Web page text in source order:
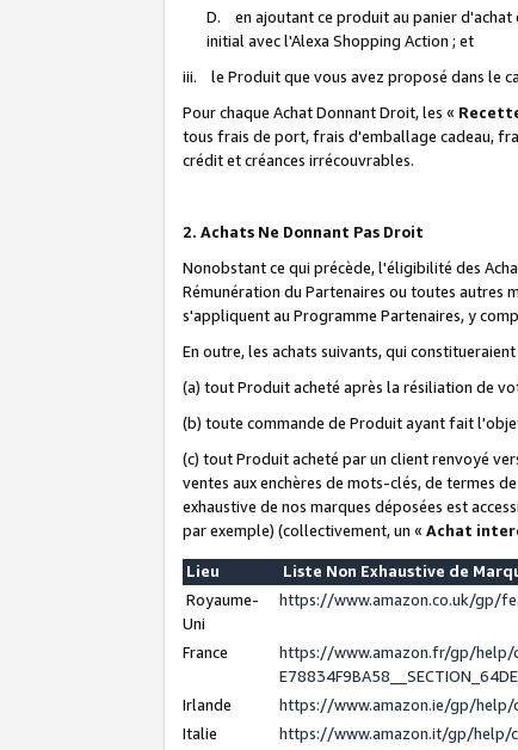
D. en ajoutant ce produit au panier d'achat
initial avec l'Alexa Shopping Action ; et
iii. le Produit que vous avez proposé dans le
Pour chaque Achat Donnant Droit, les «
tous frais de port, frais d'emballage cadeau,
crédit et créances irrécouvrables.
2. Achats Ne Donnant Pas Droit
Nonobstant ce qui précède, l'éligibilité des
Rémunération du Partenaires ou toutes autres
s'appliquent au Programme Partenaires, y
En outre, les achats suivants, qui
(a) tout Produit acheté après la résiliation de
(b) toute commande de Produit ayant fait
(c) tout Produit acheté par un client renvoyé
ventes aux enchères de mots-clés, de termes
exhaustive de nos marques déposées est
par exemple) (collectivement, un « Achat
Lieu
Liste Non Exhaustive de
Royaume-
Uni
https://www.amazon.co.uk/gp/
France
https://www.amazon.fr/gp/help/
Irlande
https://www.amazon.ie/gp/help/
Italie
https://www.amazon.it/gp/help/